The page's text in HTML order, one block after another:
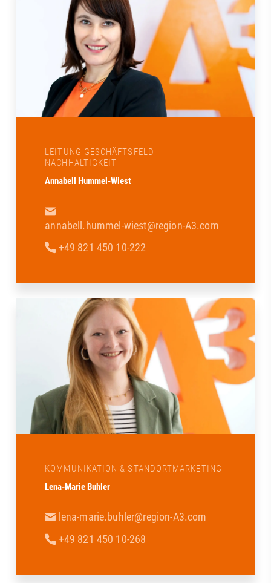
LEITUNG GESCHÄFTSFELD
NACHHALTIGKEIT
Annabell Hummel-Wiest
annabell.hummel-wiest@region-A3.com
+49 821 450 10-222
KOMMUNIKATION & STANDORTMARKETING
Lena-Marie Buhler
lena-marie.buhler@region-A3.com
+49 821 450 10-268